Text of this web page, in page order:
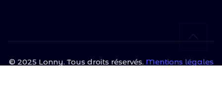
© 2025 Lonny. Tous droits réservés. Mentions légales